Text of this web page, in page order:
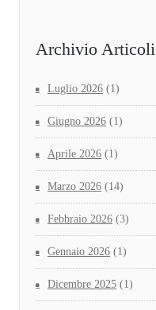
Archivio Articoli
Luglio 2026 (1)
Giugno 2026 (1)
Aprile 2026 (1)
Marzo 2026 (14)
Febbraio 2026 (3)
Gennaio 2026 (1)
Dicembre 2025 (1)